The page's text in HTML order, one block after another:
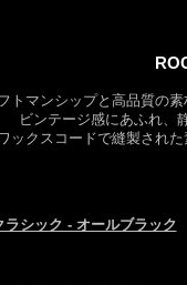
トマンシップと高品質の
ビンテージ感にあふれ、
ックスコードで縫製され
ラシック - オールブラック